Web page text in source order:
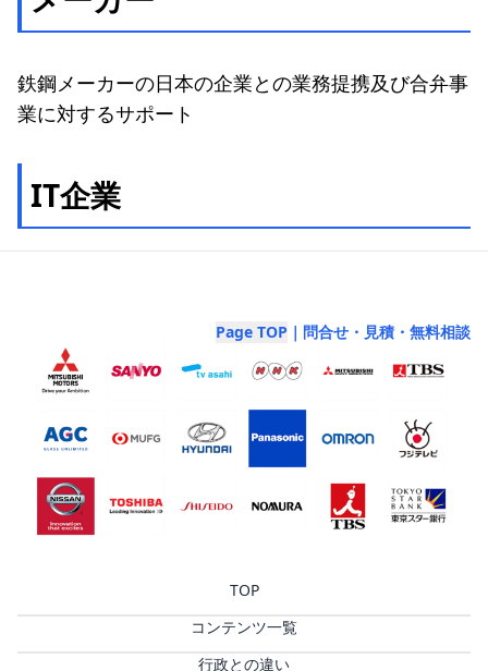
鉄鋼メーカーの日本の企業との業務提携及び合弁事
業に対するサポート
IT企業
Page TOP ｜問合せ・見積・無料相談
TOP
コンテンツ一覧
行政との違い